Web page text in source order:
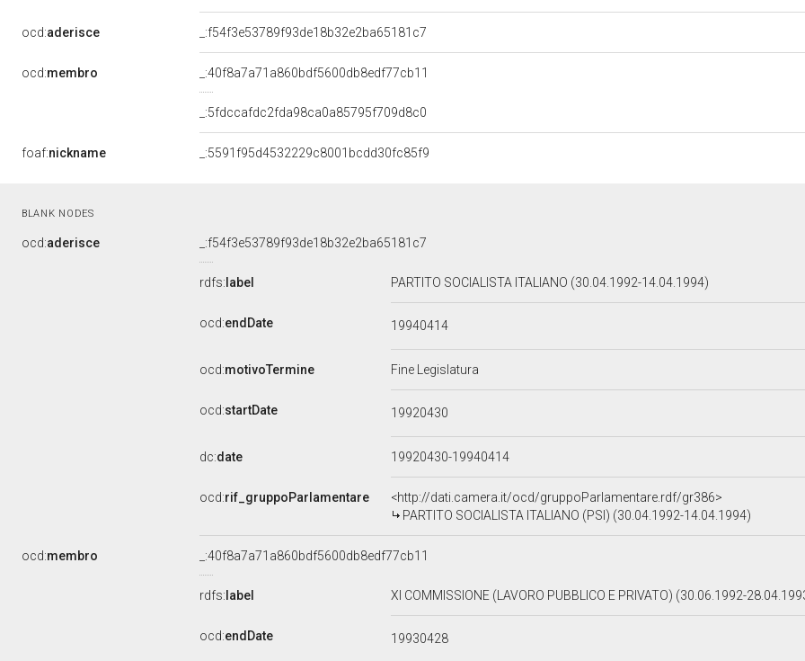
ocd:aderisce _:f54f3e53789f93de18b32e2ba65181c7
ocd:membro _:40f8a7a71a860bdf5600db8edf77cb11
_:5fdccafdc2fda98ca0a85795f709d8c0
foaf:nickname _:5591f95d4532229c8001bcdd30fc85f9
BLANK NODES
ocd:aderisce _:f54f3e53789f93de18b32e2ba65181c7
rdfs: label PARTITO SOCIALISTA ITALIANO (30.04.1992-14.04.1994)
ocd:endDate 19940414
ocd:motivoTermine Fine Legislatura
ocd:startDate 19920430
dc:date 19920430-19940414
ocd:rif_gruppoParlamentare
<http://dati.camera.it/ocd/gruppoParlamentare.rdf/gr386>
PARTITO SOCIALISTA ITALIANO (PSI) (30.04.1992-14.04.1994)
ocd:membro _:40f8a7a71a860bdf5600db8edf77cb11
rdfs: label XI COMMISSIONE (LAVORO PUBBLICO E PRIVATO) (30.06.1992-
ocd:endDate 19930428